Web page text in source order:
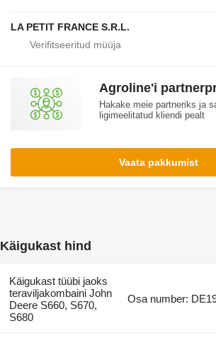
LA PETIT FRANCE S.R.L.
Agroline'i
Hakake meie partneriks ja
ligimeelitatud kliendi pealt
Vaata pakkumist
Käigukast hind
Käigukast tüübi jaoks
teraviljakombaini John
Deere S660, S670,
S680
Osa number: